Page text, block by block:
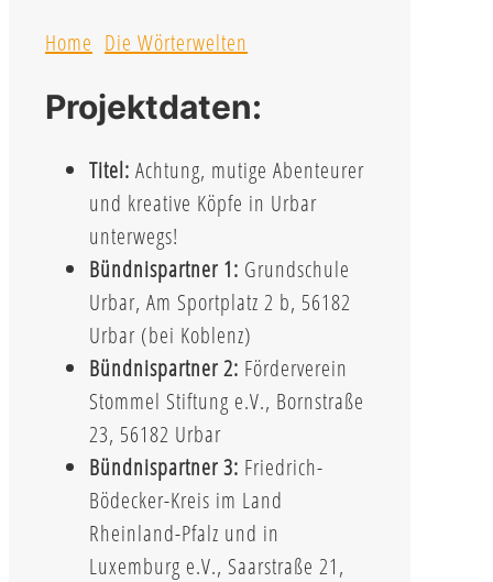
Home Die Wörterwelten
Projektdaten:
Titel: Achtung, mutige Abenteurer
und kreative Köpfe in Urbar
unterwegs!
Bündnispartner 1: Grundschule
Urbar, Am Sportplatz 2 b, 56182
Urbar (bei Koblenz)
Bündnispartner 2: Förderverein
Stommel Stiftung e.V., Bornstraße
23, 56182 Urbar
Bündnispartner 3: Friedrich-
Bödecker-Kreis im Land
Rheinland-Pfalz und in
Luxemburg e.V., Saarstraße 21,